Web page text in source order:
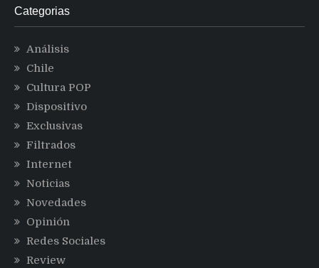
Categorias
Análisis
Chile
Cultura POP
Dispositivo
Exclusivas
Filtrados
Internet
Noticias
Novedades
Opinión
Redes Sociales
Review